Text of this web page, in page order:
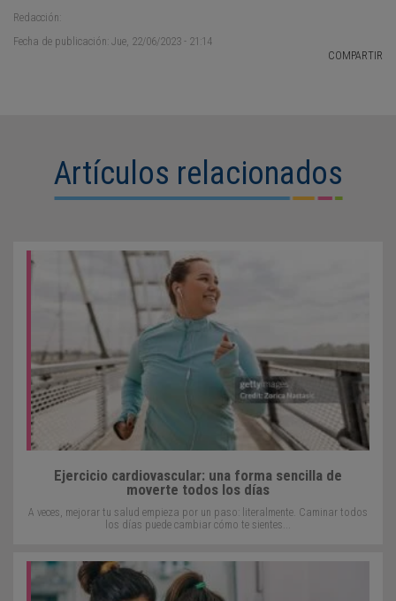
Redacción:
Fecha de publicación: Jue, 22/06/2023 - 21:14
COMPARTIR
Artículos relacionados
Ejercicio cardiovascular: una forma sencilla de
moverte todos los días
A veces, mejorar tu salud empieza por un paso: literalmente. Caminar todos
los días puede cambiar cómo te sientes...